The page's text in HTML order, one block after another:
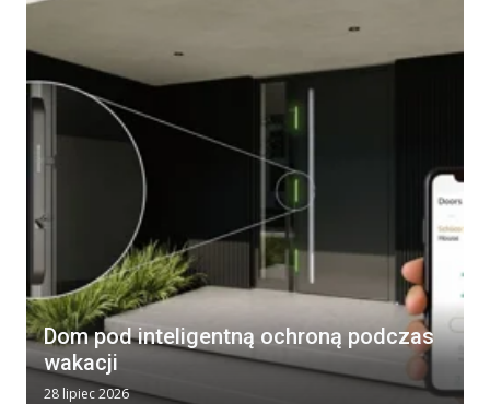
Dom pod inteligentną ochroną podczas
wakacji
28 lipiec 2026